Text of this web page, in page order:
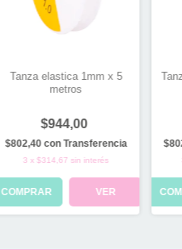
Tanza elastica 1mm x 5
metros
$944,00
$802,40con Transferencia
3 x$314,67 sin interés
COMPRAR VER